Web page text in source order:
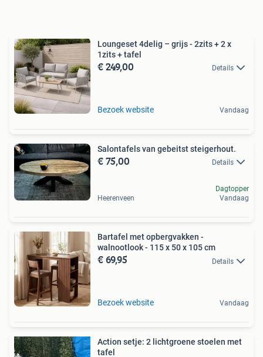
Loungeset 4delig – grijs - 2zits + 2 x
1zits + tafel
€ 249,00 Details
Bezoek website Vandaag
Salontafels van gebeitst steigerhout.
€ 75,00 Details
Heerenveen
Dagtopper
Vandaag
Bartafel met opbergvakken -
walnootlook - 115 x 50 x 105 cm
€ 69,95 Details
Bezoek website Vandaag
Action setje: 2 lichtgroene stoelen met
tafel